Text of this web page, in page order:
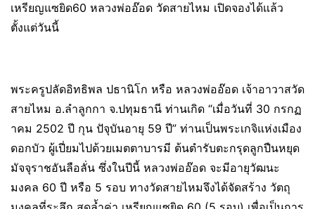
เหรียญแซยิด60 หลวงพ่ออ๊อด วัดสายไหม เปิดจองได้แล้ว
ตั้งแต่วันนี้
พระครูปลัดอิทธิพล ปธานิโก หรือ หลวงพ่ออ๊อด เจ้าอาวาสวัด
สายไหม อ.ลำลูกกา จ.ปทุมธานี ท่านเกิด “เมื่อวันที่ 30 กรกฏ
าคม 2502 ปี กุน ปัจุบันอายุ 59 ปี” ท่านเป็นพระเกจิแห่งเมือง
ดอกบัว ผู้เปี่ยมไปด้วยเมตตาบารมี ต้นตำรับตะกรุดลูกปืนหยุด
มัจจุราชอันลือลั่น ซึ่งในปีนี้ หลวงพ่ออ๊อด จะมีอายุวัฒนะ
มงคล 60 ปี หรือ 5 รอบ ทางวัดสายไหมจึงได้จัดสร้าง วัตถุ